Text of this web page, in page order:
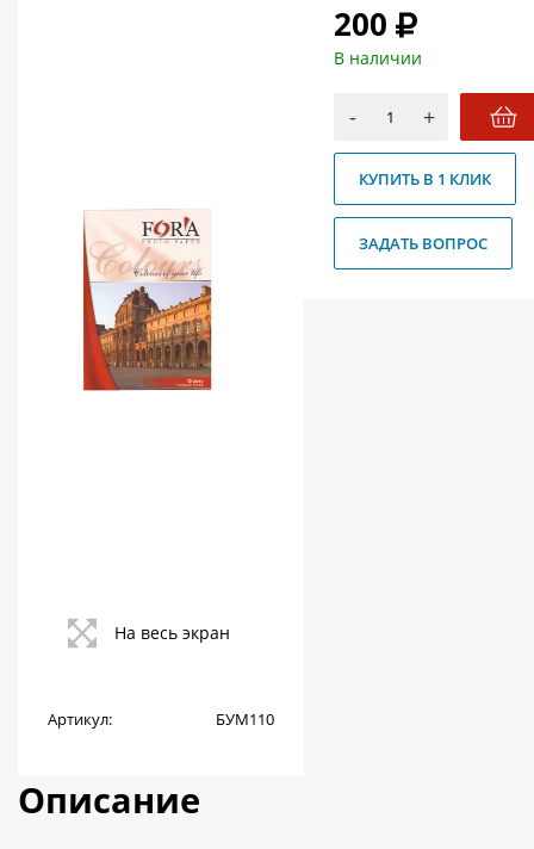
Политика конфиденциальности
На весь экран
Артикул: БУМ110
Описание
200
В наличии
- +
КУПИТЬ В 1 КЛИК
ЗАДАТЬ ВОПРОС